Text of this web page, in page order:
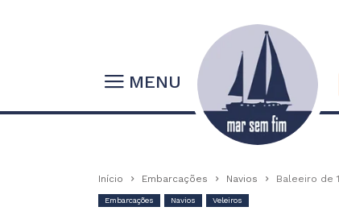
MENU
Início Embarcações Navios Baleeiro de
Embarcações Navios Veleiros